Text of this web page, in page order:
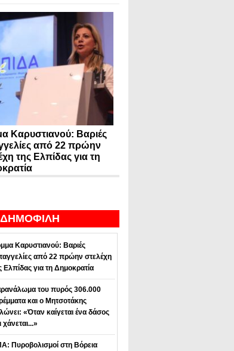
Καρυστιανού: Βαριές
από 22 πρώην
της Ελπίδας για τη
ΔΗΜΟΦΙΛΗ
Καρυστιανού: Βαριές
από 22 πρώην στελέχη
Ελπίδας για τη Δημοκρατία
του πυρός 306.000
και ο Μητσοτάκης
«Όταν καίγεται ένα δάσος
χάνεται...»
Πυροβολισμοί στη Βόρεια